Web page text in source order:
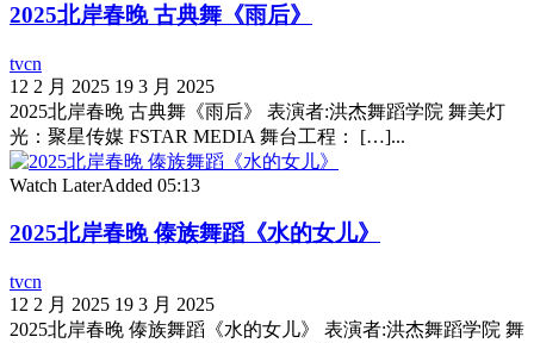
2025北岸春晚 古典舞《雨后》
tvcn
12 2 月 2025 19 3 月 2025
2025北岸春晚 古典舞《雨后》 表演者:洪杰舞蹈学院 舞美灯
光：聚星传媒 FSTAR MEDIA 舞台工程： […]...
Watch LaterAdded 05:13
2025北岸春晚 傣族舞蹈《水的女儿》
tvcn
12 2 月 2025 19 3 月 2025
2025北岸春晚 傣族舞蹈《水的女儿》 表演者:洪杰舞蹈学院 舞